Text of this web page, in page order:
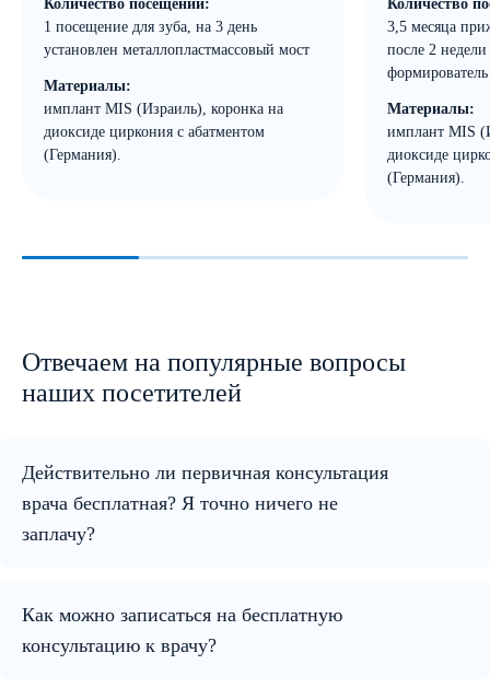
Количество посещений:
1 посещение для зуба, на 3 день
установлен металлопластмассовый мост
Материалы:
имплант MIS (Израиль), коронка на
диоксиде циркония с абатментом
(Германия).
Количество
3,5 месяца
после 2
Материалы:
имплант MIS
диоксиде
(Германия).
Отвечаем на популярные вопросы
наших посетителей
Действительно ли первичная консультация
врача бесплатная? Я точно ничего не
заплачу?
Как можно записаться на бесплатную
консультацию к врачу?